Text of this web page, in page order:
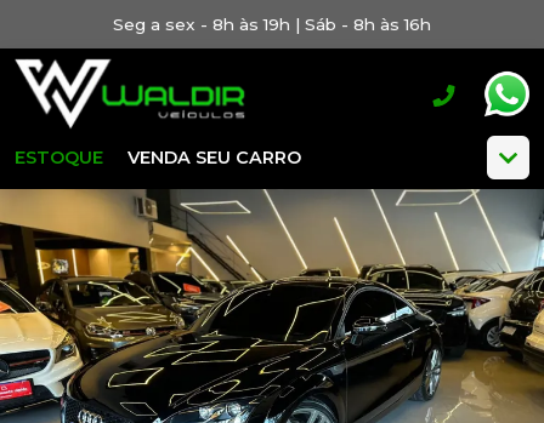
Seg a sex - 8h às 19h | Sáb - 8h às 16h
ESTOQUE VENDA SEU CARRO